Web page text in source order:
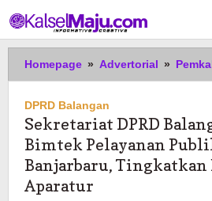
ke
konten
Homepage » Advertorial »
DPRD Balangan
Sekretariat DPRD
Bimtek Pelayanan
Banjarbaru, Tingkatkan
Aparatur